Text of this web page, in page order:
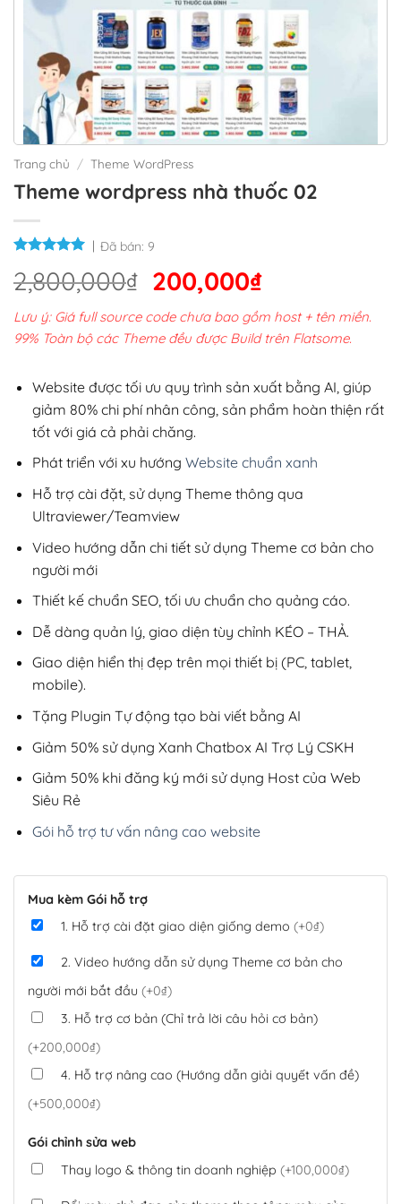
Trang chủ / Theme WordPress
Theme wordpress nhà thuốc 02
Đã bán: 9
2,800,000₫ Giá
gốc
là:
2,800,000₫.
200,000₫Giá
hiện
tại
200,000₫.
Lưu ý: Giá full source code chưa bao gồm host + tên miền.
99% Toàn bộ các Theme đều được Build trên Flatsome.
Website được tối ưu quy trình sản xuất bằng AI, giúp
giảm 80% chi phí nhân công, sản phẩm hoàn thiện rất
tốt với giá cả phải chăng.
Phát triển với xu hướng Website chuẩn xanh
Hỗ trợ cài đặt, sử dụng Theme thông qua
Ultraviewer/Teamview
Video hướng dẫn chi tiết sử dụng Theme cơ bản cho
người mới
Thiết kế chuẩn SEO, tối ưu chuẩn cho quảng cáo.
Dễ dàng quản lý, giao diện tùy chỉnh KÉO – THẢ.
Giao diện hiển thị đẹp trên mọi thiết bị (PC, tablet,
mobile).
Tặng Plugin Tự động tạo bài viết bằng AI
Giảm 50% sử dụng Xanh Chatbox AI Trợ Lý CSKH
Giảm 50% khi đăng ký mới sử dụng Host của Web
Siêu Rẻ
Gói hỗ trợ tư vấn nâng cao website
Mua kèm Gói hỗ trợ
1. Hỗ trợ cài đặt giao diện giống demo (+0₫)
2. Video hướng dẫn sử dụng Theme cơ bản cho
người mới bắt đầu (+0₫)
3. Hỗ trợ cơ bản (Chỉ trả lời câu hỏi cơ bản)
(+200,000₫)
4. Hỗ trợ nâng cao (Hướng dẫn giải quyết vấn đề)
(+500,000₫)
Gói chỉnh sửa web
Thay logo & thông tin doanh nghiệp (+100,000₫)